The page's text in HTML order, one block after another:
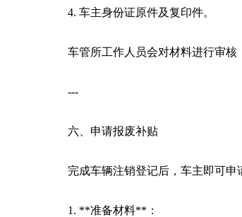
4. 车主身份证原件及复印件。
车管所工作人员会对材料进行审核
---
六、申请报废补贴
完成车辆注销登记后，车主即可申
1. **准备材料**：